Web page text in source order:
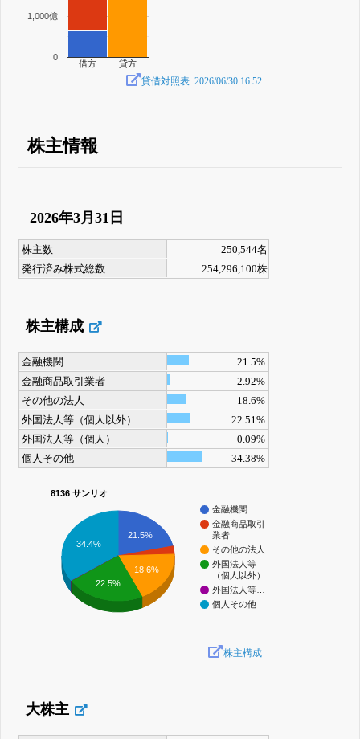
借方 貸方
0
1,000億
貸借対照表: 2026/06/30 16:52
株主情報
2026年3月31日
株主数
250,544名
発行済み株式総数
254,296,100株
株主構成
金融機関
21.5%
金融商品取引業者
2.92%
その他の法人
18.6%
外国法人等（個人以外）
22.51%
外国法人等（個人）
0.09%
個人その他
34.38%
8136 サンリオ
金融機関
金融商品取引
業者
その他の法人
外国法人等
（個人以外）
外国法人等…
個人その他
21.5%
18.6%
34.4%
22.5%
株主構成
大株主